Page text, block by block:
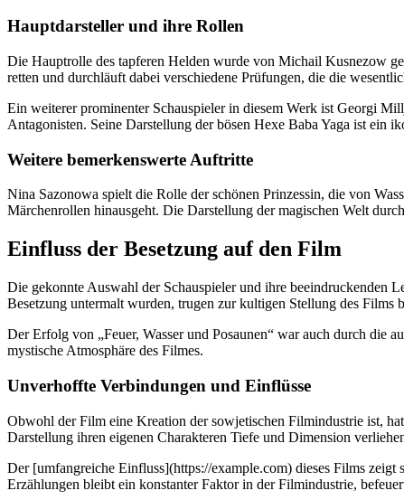
Hauptdarsteller und ihre Rollen
Die Hauptrolle des tapferen Helden wurde von Michail Kusnezow
retten und durchläuft dabei verschiedene Prüfungen, die die
Ein weiterer prominenter Schauspieler in diesem Werk ist Georgi
Antagonisten. Seine Darstellung der bösen Hexe Baba Yaga ist ein
Weitere bemerkenswerte Auftritte
Nina Sazonowa spielt die Rolle der schönen Prinzessin, die von
Märchenrollen hinausgeht. Die Darstellung der magischen Welt
Einfluss der Besetzung auf den Film
Die gekonnte Auswahl der Schauspieler und ihre beeindruckenden
Besetzung untermalt wurden, trugen zur kultigen Stellung des Films
Der Erfolg von „Feuer, Wasser und Posaunen“ war auch durch die
mystische Atmosphäre des Filmes.
Unverhoffte Verbindungen und Einflüsse
Obwohl der Film eine Kreation der sowjetischen Filmindustrie ist,
Darstellung ihren eigenen Charakteren Tiefe und Dimension
Der [umfangreiche Einfluss](https://example.com) dieses Films
Erzählungen bleibt ein konstanter Faktor in der Filmindustrie,